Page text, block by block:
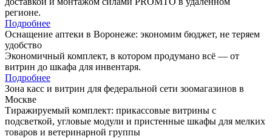
регионе.
Подробнее
Оснащение аптеки в Воронеже: экономим бюджет, не теряем
удобство
Экономичный комплект, в котором продумано всё — от
витрин до шкафа для инвентаря.
Подробнее
Зона касс и витрин для федеральной сети зоомагазинов в
Москве
Тиражируемый комплект: прикассовые витрины с
подсветкой, угловые модули и пристенные шкафы для мелких
товаров и ветеринарной группы